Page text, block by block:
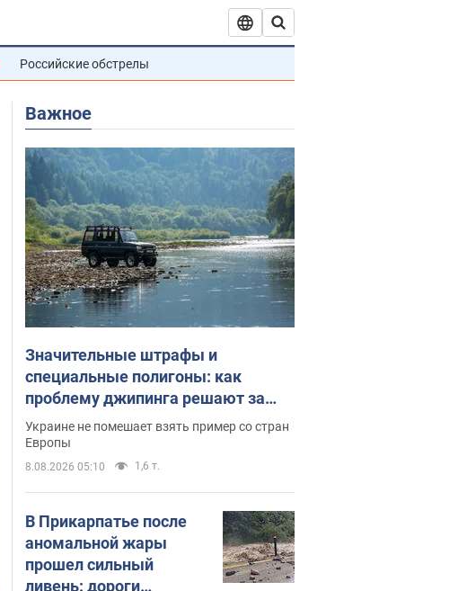
Российские обстрелы
Важное
Значительные штрафы и
специальные полигоны: как
проблему джипинга решают за
границей
Украине не помешает взять пример со стран
Европы
8.08.2026 05:10 1,6 т.
В Прикарпатье после
аномальной жары
прошел сильный
ливень: дороги